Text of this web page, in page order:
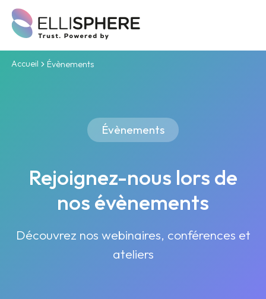
Accueil Évènements
Évènements
Rejoignez-nous lors de
nos évènements
Découvrez nos webinaires, conférences et
ateliers